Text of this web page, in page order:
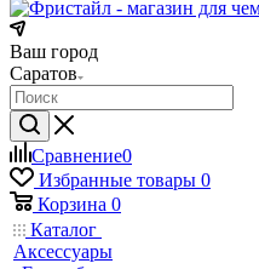
Ваш город
Саратов
Сравнение0
Избранные товары 0
Корзина 0
Каталог
Аксессуары